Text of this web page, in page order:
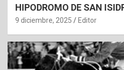
HIPODROMO DE SAN
9 diciembre, 2025 Editor